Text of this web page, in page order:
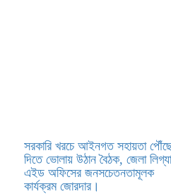
সরকারি খরচে আইনগত সহায়তা
দিতে ভোলায় উঠান বৈঠক, জেলা
এইড অফিসের জনসচেতনতামূলক
কার্যক্রম জোরদার।